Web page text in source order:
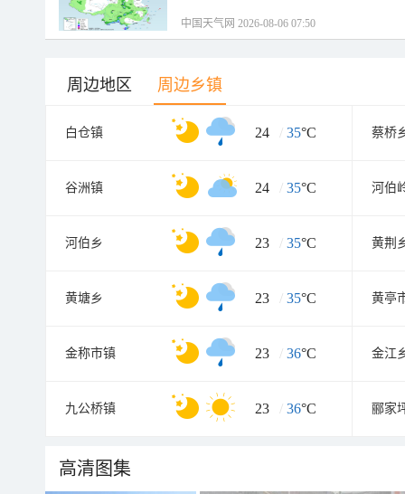
中国天气网 2026-08-06 07:50
周边地区 周边乡镇
白仓镇 24 / 35°C 蔡桥
谷洲镇 24 / 35°C 河伯
河伯乡 23 / 35°C 黄荆
黄塘乡 23 / 35°C 黄亭
金称市镇 23 / 36°C 金江
九公桥镇 23 / 36°C 郦家
高清图集